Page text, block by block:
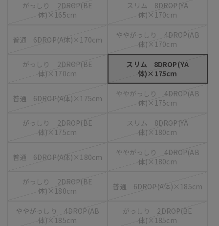
がっしり 2DROP(BE
体)×165cm
スリム 8DROP(YA
体)×170cm
普通 6DROP(A体)×170cm
ややがっしり 4DROP(AB
体)×170cm
がっしり 2DROP(BE
体)×170cm
スリム 8DROP(YA
体)×175cm
普通 6DROP(A体)×175cm
ややがっしり 4DROP(AB
体)×175cm
がっしり 2DROP(BE
体)×175cm
スリム 8DROP(YA
体)×180cm
普通 6DROP(A体)×180cm
ややがっしり 4DROP(AB
体)×180cm
がっしり 2DROP(BE
体)×180cm
普通 6DROP(A体)×185cm
ややがっしり 4DROP(AB
体)×185cm
がっしり 2DROP(BE
体)×185cm